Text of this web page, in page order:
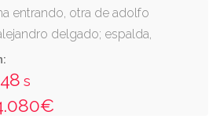
entrando, otra de adolfo
delgado; espalda,
de tres pisos y el bajo. se
parcela de ciento veintiocho
en el registro de la
1880, libro 153, folio 1,
47 s